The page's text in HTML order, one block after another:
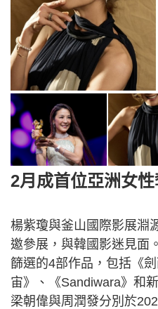
2月成首位亞洲女
楊紫瓊與釜山國際影展淵
邀參展，與韓國影迷見面
篩選的4部作品，包括《
宙》、《Sandiwara》和
梁朝偉與周潤發分別於